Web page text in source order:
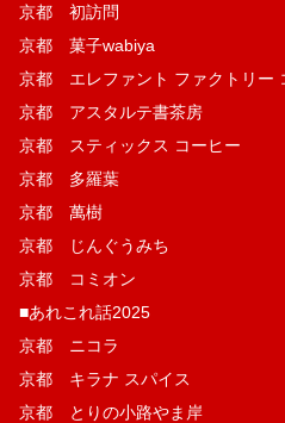
京都 初訪問
京都 菓子wabiya
京都 エレファント ファクトリー
京都 アスタルテ書茶房
京都 スティックス コーヒー
京都 多羅葉
京都 萬樹
京都 じんぐうみち
京都 コミオン
■あれこれ話2025
京都 ニコラ
京都 キラナ スパイス
京都 とりの小路やま岸